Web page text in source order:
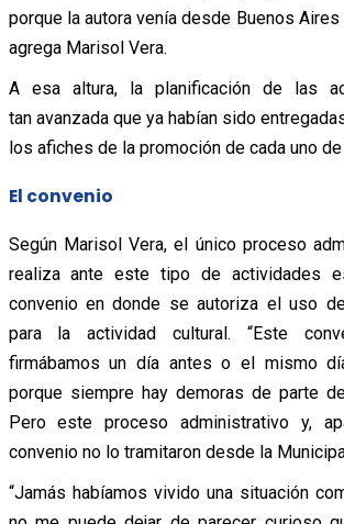
porque la autora venía desde Buenos Aires
agrega Marisol Vera.
A esa altura, la planificación de las
tan avanzada que ya habían sido
los afiches de la promoción de cada uno
El convenio
Según Marisol Vera, el único proceso
realiza ante este tipo de actividades
convenio en donde se autoriza el uso
para la actividad cultural. “Este
firmábamos un día antes o el mismo
porque siempre hay demoras de parte
Pero este proceso administrativo y,
convenio no lo tramitaron desde la
“Jamás habíamos vivido una situación